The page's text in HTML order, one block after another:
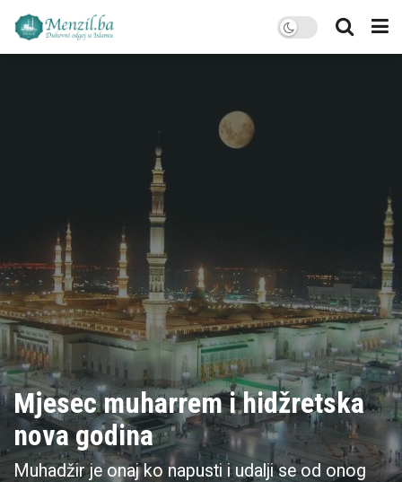
Mjesec muharrem i hidžretska
nova godina
Muhadžir je onaj ko napusti i udalji se od onog